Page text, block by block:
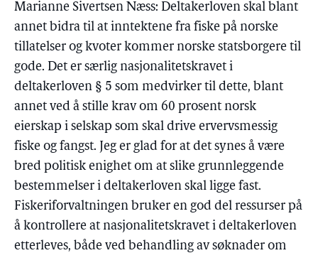
Marianne Sivertsen Næss: Deltakerloven skal blant
annet bidra til at inntektene fra fiske på norske
tillatelser og kvoter kommer norske statsborgere til
gode. Det er særlig nasjonalitetskravet i
deltakerloven § 5 som medvirker til dette, blant
annet ved å stille krav om 60 prosent norsk
eierskap i selskap som skal drive ervervsmessig
fiske og fangst. Jeg er glad for at det synes å være
bred politisk enighet om at slike grunnleggende
bestemmelser i deltakerloven skal ligge fast.
Fiskeriforvaltningen bruker en god del ressurser på
å kontrollere at nasjonalitetskravet i deltakerloven
etterleves, både ved behandling av søknader om